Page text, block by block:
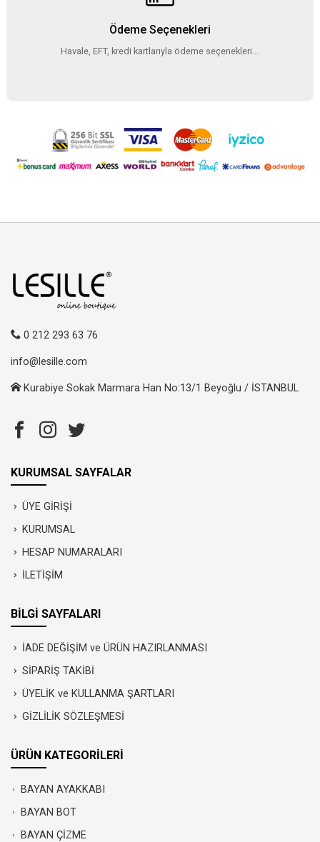
Ödeme Seçenekleri
Havale, EFT, kredi kartlarıyla ödeme seçenekleri...
0 212 293 63 76
info@lesille.com
Kurabiye Sokak Marmara Han No:13/1 Beyoğlu / İSTANBUL
KURUMSAL SAYFALAR
ÜYE GİRİŞİ
KURUMSAL
HESAP NUMARALARI
İLETİŞİM
BİLGİ SAYFALARI
İADE DEĞİŞİM ve ÜRÜN HAZIRLANMASI
SİPARİŞ TAKİBİ
ÜYELİK ve KULLANMA ŞARTLARI
GİZLİLİK SÖZLEŞMESİ
ÜRÜN KATEGORİLERİ
BAYAN AYAKKABI
BAYAN BOT
BAYAN ÇİZME